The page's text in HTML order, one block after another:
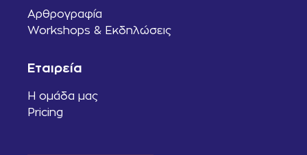
Αρθρογραφία
Workshops & Εκδηλώσεις
Εταιρεία
Η ομάδα μας
Pricing